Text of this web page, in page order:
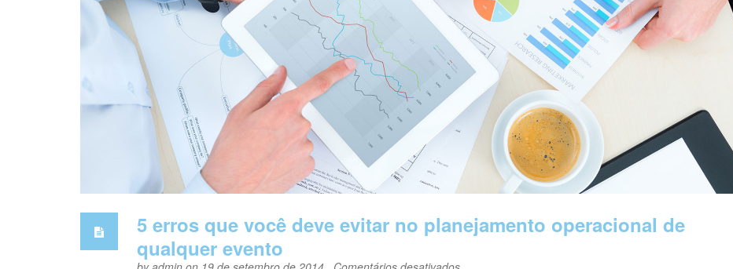
5 erros que você deve evitar no planejamento operacional de
qualquer evento
em